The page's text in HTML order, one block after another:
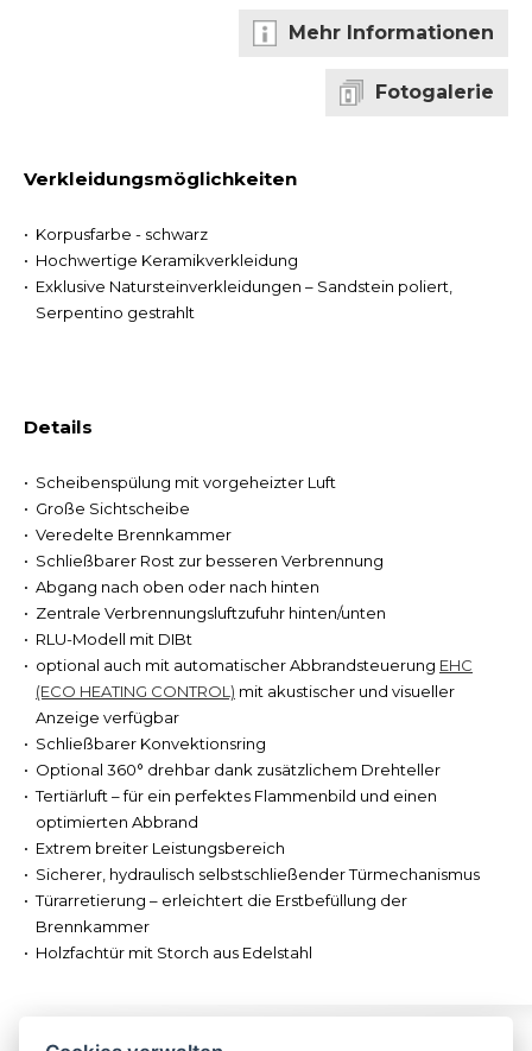
Mehr Informationen
Fotogalerie
Verkleidungsmöglichkeiten
Korpusfarbe - schwarz
Hochwertige Keramikverkleidung
Exklusive Natursteinverkleidungen – Sandstein poliert,
Serpentino gestrahlt
Details
Scheibenspülung mit vorgeheizter Luft
Große Sichtscheibe
Veredelte Brennkammer
Schließbarer Rost zur besseren Verbrennung
Abgang nach oben oder nach hinten
Zentrale Verbrennungsluftzufuhr hinten/unten
RLU-Modell mit DIBt
optional auch mit automatischer Abbrandsteuerung EHC
(ECO HEATING CONTROL) mit akustischer und visueller
Anzeige verfügbar
Schließbarer Konvektionsring
Optional 360° drehbar dank zusätzlichem Drehteller
Tertiärluft – für ein perfektes Flammenbild und einen
optimierten Abbrand
Extrem breiter Leistungsbereich
Sicherer, hydraulisch selbstschließender Türmechanismus
Türarretierung – erleichtert die Erstbefüllung der
Brennkammer
Holzfachtür mit Storch aus Edelstahl
Impressum Kontakt